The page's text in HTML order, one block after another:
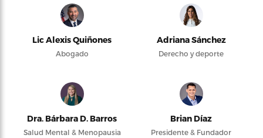
Lic Alexis Quiñones
Abogado
Adriana Sánchez
Derecho y deporte
Dra. Bárbara D. Barros
Salud Mental & Menopausia
Brian Díaz
Presidente & Fundador